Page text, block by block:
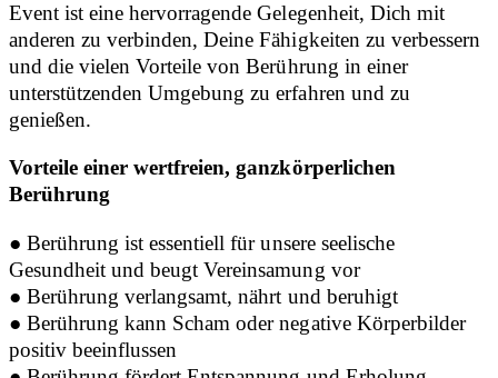
Event ist eine hervorragende Gelegenheit, Dich mit
anderen zu verbinden, Deine Fähigkeiten zu verbessern
und die vielen Vorteile von Berührung in einer
unterstützenden Umgebung zu erfahren und zu
genießen.
Vorteile einer wertfreien, ganzkörperlichen
Berührung
● Berührung ist essentiell für unsere seelische
Gesundheit und beugt Vereinsamung vor
●Berührung verlangsamt, nährt und beruhigt
●Berührung kann Scham oder negative Körperbilder
positiv beeinflussen